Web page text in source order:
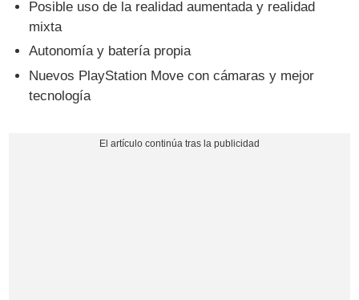
Posible uso de la realidad aumentada y realidad
mixta
Autonomía y batería propia
Nuevos PlayStation Move con cámaras y mejor
tecnología